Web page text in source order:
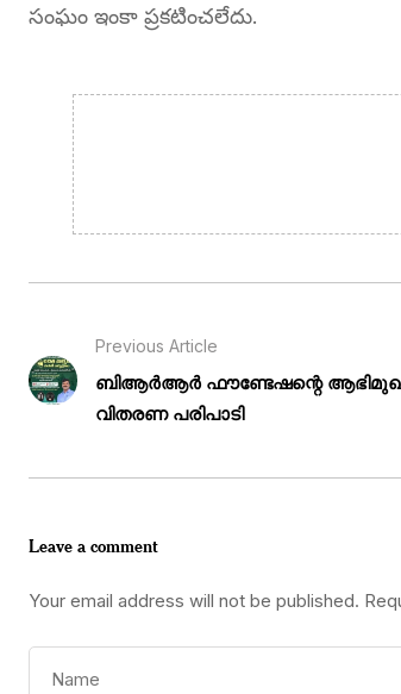
సంఘం ఇంకా ప్రకటించలేదు.
Previous Article
ബിആർആർ ഫൗണ്ടേഷന്റെ
വിതരണ പരിപാടി
Leave a comment
Your email address will not be published.